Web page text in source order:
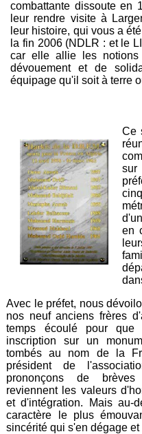
combattante dissoute en
leur rendre visite à
leur histoire, qui vous a
la fin 2006 (NDLR : et le
car elle allie les notions
dévouement et de
équipage qu'il soit à terre
Ce
sur
en
Avec le préfet, nous
nos neuf anciens frères
temps écoulé pour que
inscription sur un
tombés au nom de la
président de
prononçons de
reviennent les valeurs
et d'intégration. Mais au-
caractère le plus
sincérité qui s'en dégage